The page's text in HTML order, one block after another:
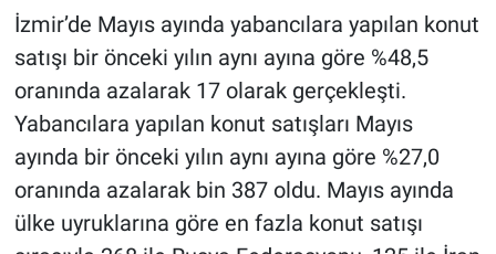
İzmir’de Mayıs ayında yabancılara yapılan konut
satışı bir önceki yılın aynı ayına göre %48,5
oranında azalarak 17 olarak gerçekleşti.
Yabancılara yapılan konut satışları Mayıs
ayında bir önceki yılın aynı ayına göre %27,0
oranında azalarak bin 387 oldu. Mayıs ayında
ülke uyruklarına göre en fazla konut satışı